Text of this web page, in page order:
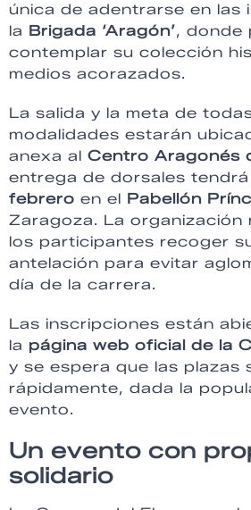
única de adentrarse en las
la Brigada ‘Aragón’, donde
contemplar su colección
medios acorazados.
La salida y la meta de
modalidades estarán
anexa al Centro Aragonés
entrega de dorsales tendrá
febrero en el Pabellón
Zaragoza. La organización
los participantes recoger
antelación para evitar
día de la carrera.
Las inscripciones están
la página web oficial de la
y se espera que las plazas
rápidamente, dada la
evento.
Un evento con
solidario